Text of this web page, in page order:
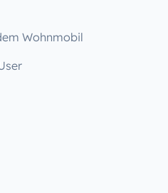
Wohnmobil